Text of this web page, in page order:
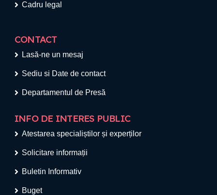
Cadru legal
CONTACT
Lasă-ne un mesaj
Sediu si Date de contact
Departamentul de Presă
INFO DE INTERES PUBLIC
Atestarea specialiștilor și experților
Solicitare informații
Buletin Informativ
Buget